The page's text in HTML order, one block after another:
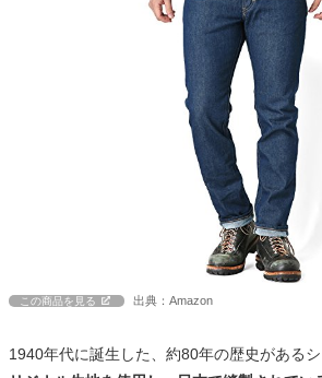
この商品を見る 出典：Amazon
1940年代に誕生した、約80年の歴史があるシ